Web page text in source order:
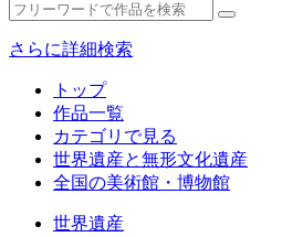
さらに詳細検索
トップ
作品一覧
カテゴリで見る
世界遺産と無形文化遺産
全国の美術館・博物館
世界遺産